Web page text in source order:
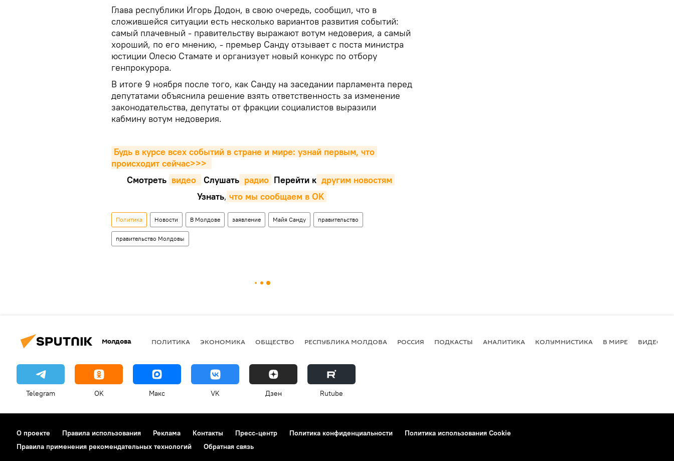
Глава республики Игорь Додон, в свою очередь, сообщил, что в
сложившейся ситуации есть несколько вариантов развития событий:
самый плачевный - правительству выражают вотум недоверия, а самый
хороший, по его мнению, - премьер Санду отзывает с поста министра
юстиции Олесю Стамате и организует новый конкурс по отбору
генпрокурора.
В итоге 9 ноября после того, как Санду на заседании парламента перед
депутатами объяснила решение взять ответственность за изменение
законодательства, депутаты от фракции социалистов выразили
кабмину вотум недоверия.
Будь в курсе всех событий в стране и мире: узнай первым, что
происходит сейчаc>>>
Смотреть видео Cлушать радио Перейти к другим новостям
Узнать, что мы сообщаем в OK
Политика Новости В Молдове заявление Майя Санду правительство
правительство Молдовы
Молдова ПОЛИТИКА ЭКОНОМИКА ОБЩЕСТВО РЕСПУБЛИКА МОЛДОВА РОССИЯ ПОДКАСТЫ АНАЛИТИКА КОЛУМНИСТИКА В МИРЕ ВИДЕО
Telegram OK Макс VK Дзен Rutube
О проекте Правила использования Реклама Контакты Пресс-центр Политика конфиденциальности
Политика использования Cookie
Правила применения рекомендательных технологий
Обратная связь